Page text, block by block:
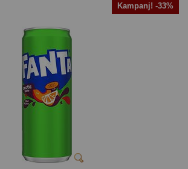
Kampanj! -33%